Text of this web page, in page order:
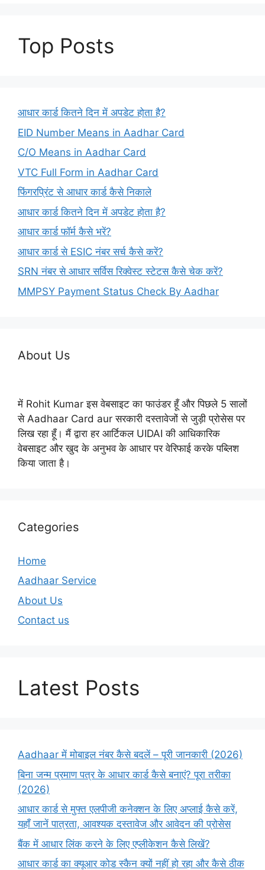
Top Posts
आधार कार्ड कितने दिन में अपडेट होता है?
EID Number Means in Aadhar Card
C/O Means in Aadhar Card
VTC Full Form in Aadhar Card
फिंगरप्रिंट से आधार कार्ड कैसे निकाले
आधार कार्ड कितने दिन में अपडेट होता है?
आधार कार्ड फॉर्म कैसे भरें?
आधार कार्ड से ESIC नंबर सर्च कैसे करें?
SRN नंबर से आधार सर्विस रिक्वेस्ट स्टेटस कैसे चेक करें?
MMPSY Payment Status Check By Aadhar
About Us
में Rohit Kumar इस वेबसाइट का फाउंडर हूँ और पिछले 5 सालों
से Aadhaar Card aur सरकारी दस्तावेजों से जुड़ी प्रोसेस पर
लिख रहा हूँ। मैं द्वारा हर आर्टिकल UIDAI की आधिकारिक
वेबसाइट और खुद के अनुभव के आधार पर वेरिफाई करके पब्लिश
किया जाता है।
Categories
Home
Aadhaar Service
About Us
Contact us
Latest Posts
Aadhaar में मोबाइल नंबर कैसे बदलें – पूरी जानकारी (2026)
बिना जन्म प्रमाण पत्र के आधार कार्ड कैसे बनाएं? पूरा तरीका
(2026)
आधार कार्ड से मुफ्त एलपीजी कनेक्शन के लिए अप्लाई कैसे करें,
यहाँ जानें पात्रता, आवश्यक दस्तावेज और आवेदन की प्रोसेस
बैंक में आधार लिंक करने के लिए एप्लीकेशन कैसे लिखें?
आधार कार्ड का क्यूआर कोड स्कैन क्यों नहीं हो रहा और कैसे ठीक